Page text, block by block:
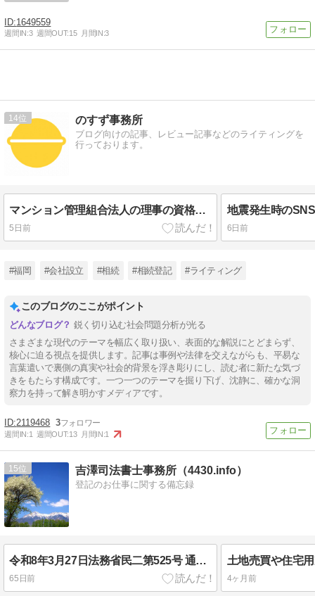
1649559
週間IN:3 週間OUT:15 月間IN:3
14 のすず事務所
ブログ向けの記事、レビュー記事などのライティングを
行っております。
マンション管理組合法人の理事の資格とは？
5日前 6日前
#福岡 #会社設立 #相続 #相続登記 #ライティング
このブログのここがポイント
鋭く切り込む社会問題分析が光る
さまざまな現代のテーマを幅広く取り扱い、表面的な解説にとどまらず、
核心に迫る視点を提供します。記事は事例や法律を交えながらも、平易な
言葉遣いで裏側の真実や社会的背景を浮き彫りにし、読む者に新たな気づ
きをもたらす構成です。一つ一つのテーマを掘り下げ、沈静に、確かな洞
察力を持って解き明かすメディアです。
2119468 3
週間IN:1 週間OUT:13 月間IN:1
15 吉澤司法書士事務所（4430.info）
登記のお仕事に関する備忘録
令和8年3月27日法務省民二第525号 通達「民法等の一部を改正する法律の施行に伴う不動産登記事務の取扱い（符号の表示関係及び職権による住所等変更登記関係」
65日前 4ヶ月前